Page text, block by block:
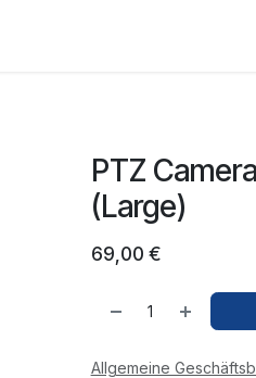
PTZ
(Large)
69,00 €
Allgemeine